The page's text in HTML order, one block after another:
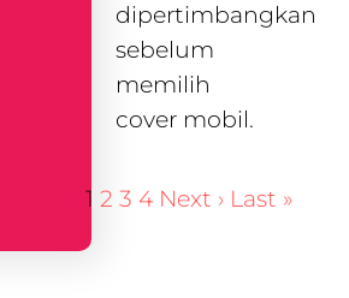
dipertimbangkan
sebelum
memilih
cover mobil.
1 2 3 4 Next › Last »